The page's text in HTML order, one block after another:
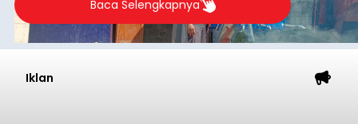
Baca Selengkapnya
Iklan